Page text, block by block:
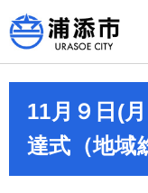
11月９日(
達式（地域